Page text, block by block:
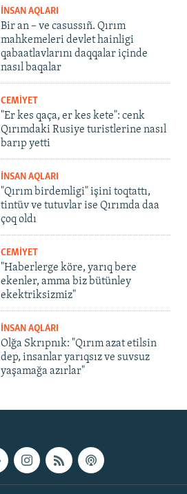
İNSAN AQLARI
Bir an – ve casussıñ. Qırım
mahkemeleri devlet hainligi
qabaatlavlarını daqqalar içinde
nasıl baqalar
CEMİYET
"Er kes qaça, er kes kete": cenk
Qırımdaki Rusiye turistlerine nasıl
barıp yetti
İNSAN AQLARI
"Qırım birdemligi" işini toqtattı,
tintüv ve tutuvlar ise Qırımda daa
çoq oldı
CEMİYET
"Haberlerge köre, yarıq bere
ekenler, amma biz bütünley
ekektriksizmiz"
İNSAN AQLARI
Olğa Skrıpnık: "Qırım azat etilsin
dep, insanlar yarıqsız ve suvsuz
yaşamağa azırlar"